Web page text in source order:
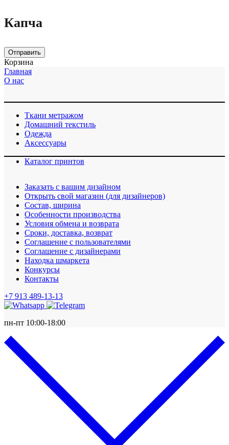
Капча
Отправить
Корзина
Главная
О нас
Ткани метражом
Домашний текстиль
Одежда
Аксессуары
Каталог принтов
Заказать с вашим дизайном
Открыть свой магазин (для дизайнеров)
Cостав, ширина
Особенности производства
Условия обмена и возврата
Сроки, доставка, возврат
Соглашение с пользователями
Соглашение с дизайнерами
Находка шмаркета
Конкурсы
Контакты
+7 913 489-13-13
пн-пт 10:00-18:00